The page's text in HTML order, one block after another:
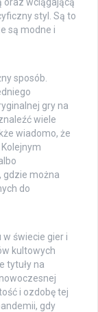
styl. Są to
są modne i
sposób.
gry na
wiele
wiadomo, że
gdzie można
do
świecie gier i
kultowych
tytuły na
i ozdobę tej
gdy